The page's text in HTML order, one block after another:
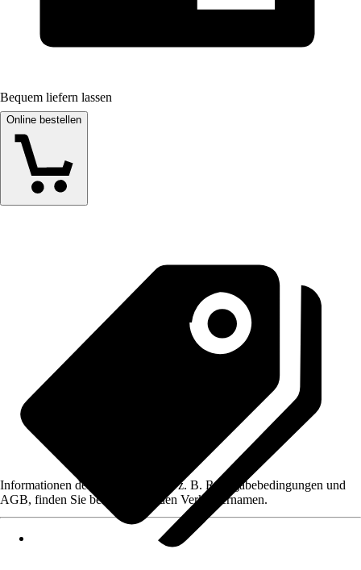
Bequem liefern lassen
Online bestellen
Informationen des Verkäufers, wie z. B. Rückgabebedingungen und
AGB, finden Sie bei Klick auf den Verkäufernamen.